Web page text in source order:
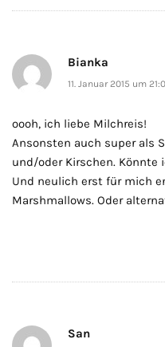
Bianka
11. Januar 2015 um
oooh, ich liebe Milchreis!
Ansonsten auch super als
und/oder Kirschen. Könnte
Und neulich erst für mich
Marshmallows. Oder
San